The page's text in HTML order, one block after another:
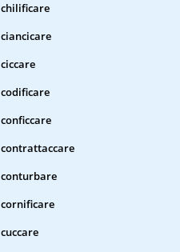
chilificare
ciancicare
ciccare
codificare
conficcare
contrattaccare
conturbare
cornificare
cuccare